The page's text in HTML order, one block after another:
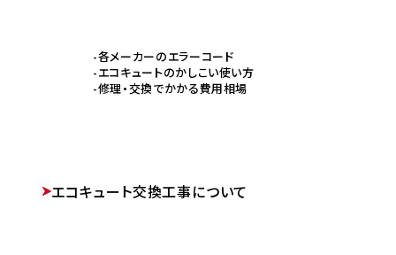
各メーカーのエラーコード
エコキュートのかしこい使い方
修理・交換でかかる費用相場
エコキュート交換工事について